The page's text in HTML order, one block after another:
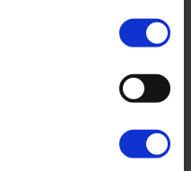
og annoncer, til at
og til at analysere
inden for sociale
analysepartnere. Vores
som de har indsamlet
at fordele tilskud til